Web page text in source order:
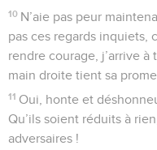
10 N’aie pas peur
pas ces regards inquiets,
rendre courage, j’arrive
main droite tient sa
11 Oui, honte et
Qu’ils soient réduits à
adversaires !